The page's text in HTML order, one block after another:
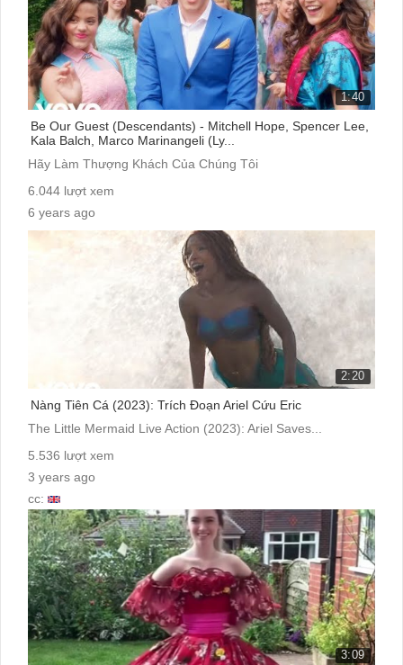
1:40
Be Our Guest (Descendants) - Mitchell Hope, Spencer Lee,
Kala Balch, Marco Marinangeli (Ly...
Hãy Làm Thượng Khách Của Chúng Tôi
6.044 lượt xem
6 years ago
cc:
2:20
Nàng Tiên Cá (2023): Trích Đoạn Ariel Cứu Eric
The Little Mermaid Live Action (2023): Ariel Saves...
5.536 lượt xem
3 years ago
cc:
3:09